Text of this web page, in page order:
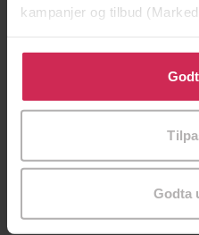
kampanjer og tilbud
Klikk på «Godta alle» for å
bruke cookies for alle disse
tilpasse ditt samtykke til
Godta
Will
Forlag
Sjanger Helse